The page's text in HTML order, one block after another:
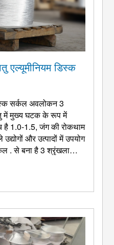
एल्यूमीनियम डिस्क
सर्कल अवलोकन 3
में मुख्य घटक के रूप में
है 1.0-1.5, जंग की रोकथाम
और उत्पादों में उपयोग
उत्पाद के प्रदर्शन को